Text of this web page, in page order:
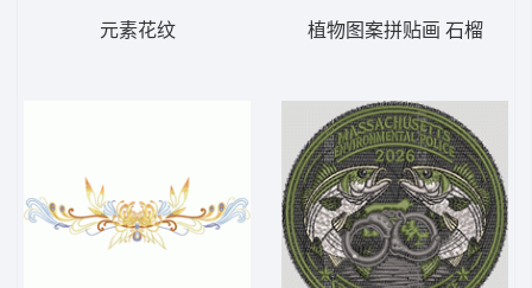
元素花纹 植物图案拼贴画 石榴